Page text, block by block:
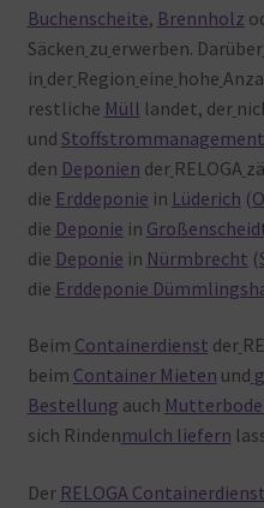
Buchenscheite, Brennholz
Säcken zu erwerben. Darüber
in der Region eine hohe
restliche Müll landet, der
und Stoffstrommanagement
den Deponien der RELOGA
die Erddeponie in Lüderich (
die Deponie in
die Deponie in Nürmbrecht (
die Erddeponie
Beim Containerdienst der
beim Container Mieten und
Bestellung auch
sich Rindenmulch liefern
Der RELOGA Containerdienst